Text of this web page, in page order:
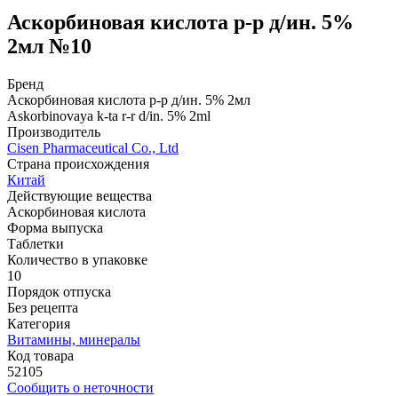
Аскорбиновая кислота р-р д/ин. 5%
2мл №10
Бренд
Аскорбиновая кислота р-р д/ин. 5% 2мл
Askorbinovaya k-ta r-r d/in. 5% 2ml
Производитель
Cisen Pharmaceutical Co., Ltd
Страна происхождения
Китай
Действующие вещества
Аскорбиновая кислота
Форма выпуска
Таблетки
Количество в упаковке
10
Порядок отпуска
Без рецепта
Категория
Витамины, минералы
Код товара
52105
Сообщить о неточности